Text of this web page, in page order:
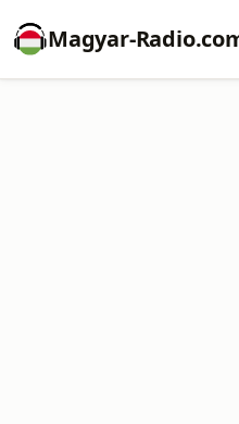
Magyar-